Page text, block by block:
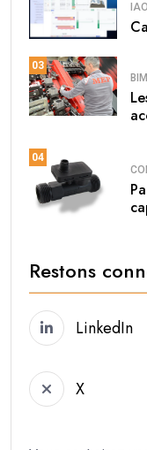
03
04
Restons
LinkedIn
X